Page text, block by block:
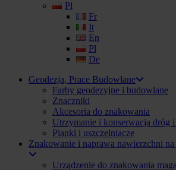
Pl
Fr
It
En
Pl
De
Geodezja, Prace Budowlane
Farby geodezyjne i budowlane
Znaczniki
Akcesoria do znakowania
Utrzymanie i konserwacja dróg
Pianki i uszczelniacze
Znakowanie i naprawa nawierzchni
Urządzenie do znakowania